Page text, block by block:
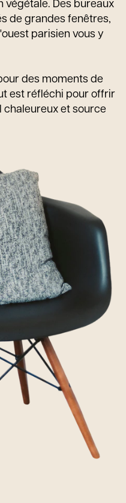
végétale. Des bureaux
de grandes fenêtres,
parisien vous y
des moments de
est réfléchi pour offrir
chaleureux et source